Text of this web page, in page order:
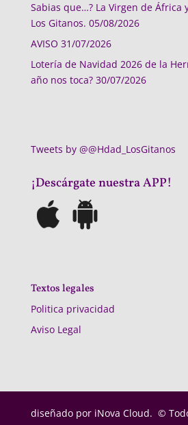
Sabias que…? La Virgen de África
Los Gitanos. 05/08/2026
AVISO 31/07/2026
Lotería de Navidad 2026 de la
año nos toca? 30/07/2026
Tweets by @@Hdad_LosGitanos
¡Descárgate nuestra APP!
Textos legales
Politica privacidad
Aviso Legal
diseñado por iNova Cloud. ©